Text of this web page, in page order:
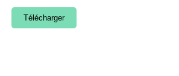
Télécharger